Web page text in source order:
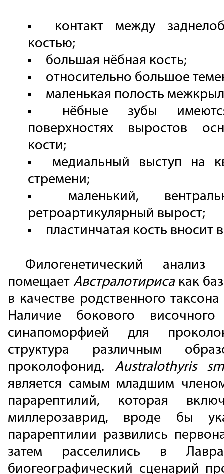
контакт между
костью;
большая нёбная кость;
относительно большое
маленькая полость
нёбные зубы
поверхностях выростов
кости;
медиальный выступ на
стремени;
маленький,
ретроартикулярный вырост;
пластинчатая кость вносит
Филогенетический
помещает Австралотириса как
в качестве родственного
Наличие бокового височного
синапоморфией для
структура различным
проколофонид. Australothyris
является самым младшим
парарептилий, которая
миллерозаврид, вроде бы
парарептилии развились
затем расселились в
биогеографический сценарий